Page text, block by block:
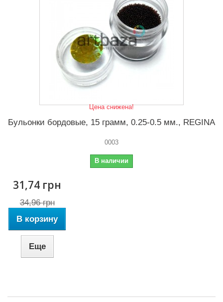
Цена снижена!
Бульонки бордовые, 15 грамм, 0.25-0.5 мм., REGINA
0003
В наличии
31,74 грн
34,96 грн
В корзину
Еще